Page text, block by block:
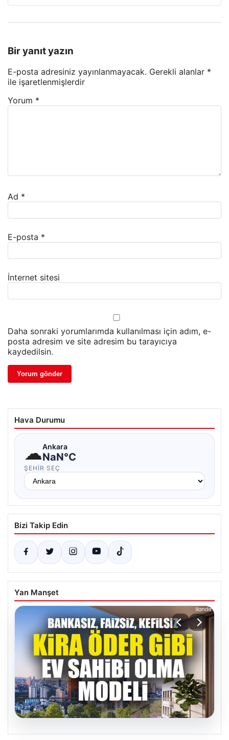
Bir yanıt yazın
E-posta adresiniz yayınlanmayacak. Gerekli alanlar *
ile işaretlenmişlerdir
Yorum *
Ad *
E-posta *
İnternet sitesi
Daha sonraki yorumlarımda kullanılması için adım, e-
posta adresim ve site adresim bu tarayıcıya
kaydedilsin.
Hava Durumu
☁Ankara
NaN°C
ŞEHIR SEÇ
Bizi Takip Edin
Yan Manşet
06.08.2026